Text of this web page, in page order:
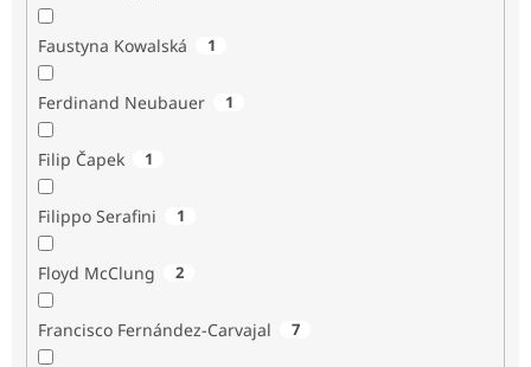
Faustyna Kowalská 1
Ferdinand Neubauer 1
Filip Čapek 1
Filippo Serafini 1
Floyd McClung 2
Francisco Fernández-Carvajal 7